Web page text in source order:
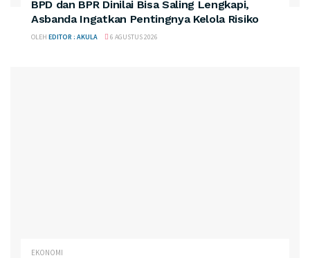
BPD dan BPR Dinilai Bisa Saling Lengkapi,
Asbanda Ingatkan Pentingnya Kelola Risiko
OLEH EDITOR : AKULA 6 AGUSTUS 2026
EKONOMI